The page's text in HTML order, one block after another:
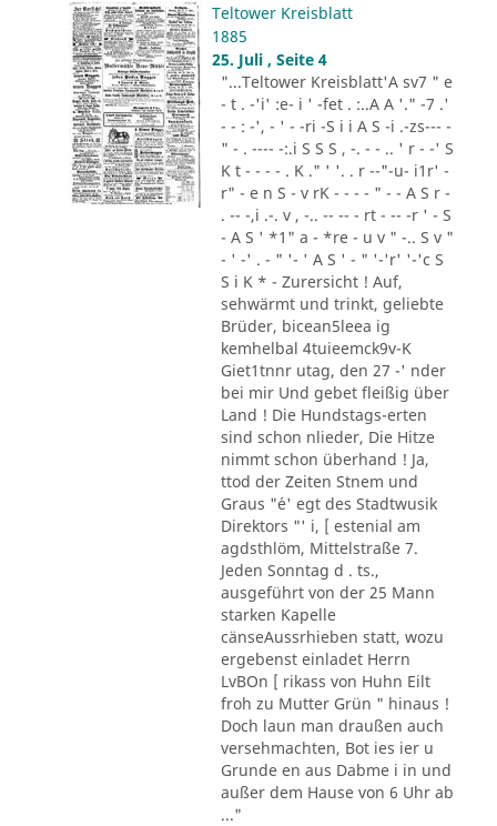
Teltower Kreisblatt
1885
25. Juli , Seite 4
"...Teltower Kreisblatt'A sv7 " e
- t . -'i' :e- i ' -fet . :..A A '." -7 .'
- - : -', - ' - -ri -S i i A S -i .-zs--- -
" - . ---- -:.i S S S , -. - - .. ' r - -' S
K t - - - - . K ." ' '. . r --"-u- i1r' -
r" - e n S - v rK - - - - " - - A S r -
. -- -,i .-. v , -.. -- -- - rt - -- -r ' - S
- A S ' *1" a - *re - u v " -.. S v "
- ' -' . - " '- ' A S ' - " '-'r' '-'c S
S i K * - Zurersicht ! Auf,
sehwärmt und trinkt, geliebte
Brüder, bicean5leea ig
kemhelbal 4tuieemck9v-K
Giet1tnnr utag, den 27 -' nder
bei mir Und gebet fleißig über
Land ! Die Hundstags-erten
sind schon nlieder, Die Hitze
nimmt schon überhand ! Ja,
ttod der Zeiten Stnem und
Graus "´e' egt des Stadtwusik
Direktors "' i, [ estenial am
agdsthlöm, Mittelstraße 7.
Jeden Sonntag d . ts.,
ausgeführt von der 25 Mann
starken Kapelle
cänseAussrhieben statt, wozu
ergebenst einladet Herrn
LvBOn [ rikass von Huhn Eilt
froh zu Mutter Grün " hinaus !
Doch laun man draußen auch
versehmachten, Bot ies ier u
Grunde en aus Dabme i in und
außer dem Hause von 6 Uhr ab
..."